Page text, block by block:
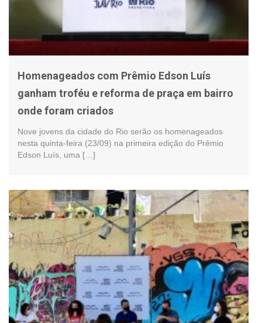
Homenageados com Prêmio Edson Luís
ganham troféu e reforma de praça em bairro
onde foram criados
Nove jovens da cidade do Rio serão os homenageados
nesta quinta-feira (23/09) na primeira edição do Prêmio
Edson Luís, uma […]